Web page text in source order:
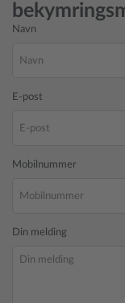
Navn
E-post
Mobilnummer
Din melding